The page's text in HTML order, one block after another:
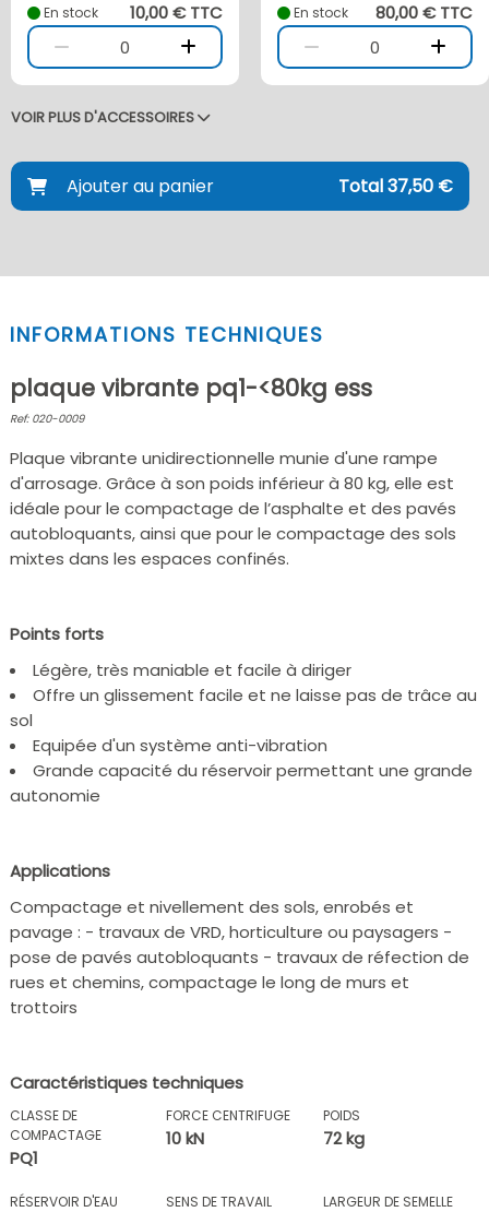
En stock
10,00 € TTC
0
En stock
80,00 € TTC
0
VOIR PLUS D'ACCESSOIRES
Ajouter au panier Total 37,50 €
INFORMATIONS TECHNIQUES
plaque vibrante pq1-<80kg ess
Ref: 020-0009
Plaque vibrante unidirectionnelle munie d'une rampe
d'arrosage. Grâce à son poids inférieur à 80 kg, elle est
idéale pour le compactage de l’asphalte et des pavés
autobloquants, ainsi que pour le compactage des sols
mixtes dans les espaces confinés.
Points forts
Légère, très maniable et facile à diriger
Offre un glissement facile et ne laisse pas de trâce au
sol
Equipée d'un système anti-vibration
Grande capacité du réservoir permettant une grande
autonomie
Applications
Compactage et nivellement des sols, enrobés et
pavage : - travaux de VRD, horticulture ou paysagers -
pose de pavés autobloquants - travaux de réfection de
rues et chemins, compactage le long de murs et
trottoirs
Caractéristiques techniques
CLASSE DE
COMPACTAGE
PQ1
FORCE CENTRIFUGE
10 kN
POIDS
72 kg
RÉSERVOIR D'EAU SENS DE TRAVAIL LARGEUR DE SEMELLE